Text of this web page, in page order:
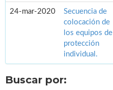
24-mar-2020
Secuencia de
colocación de
los equipos de
protección
individual.
Buscar por: